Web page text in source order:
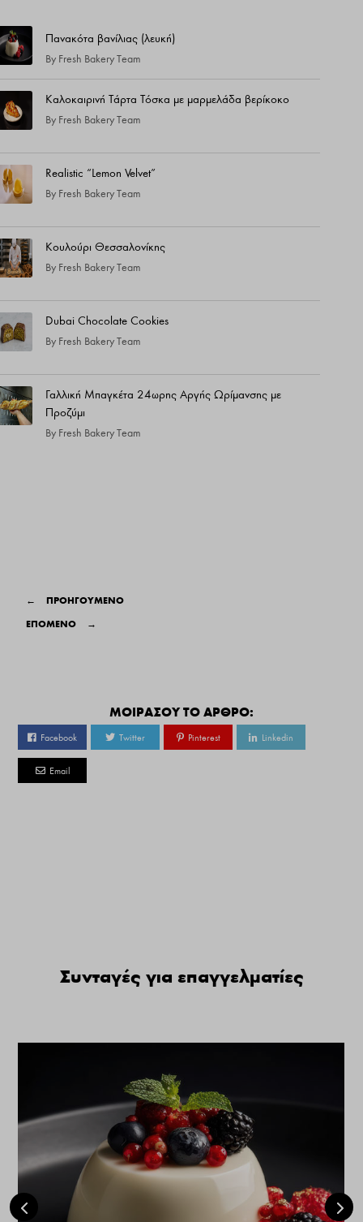
Πανακότα βανίλιας (λευκή)
By Fresh Bakery Team
Καλοκαιρινή Τάρτα Τόσκα με μαρμελάδα βερίκοκο
By Fresh Bakery Team
Realistic “Lemon Velvet”
By Fresh Bakery Team
Κουλούρι Θεσσαλονίκης
By Fresh Bakery Team
Dubai Chocolate Cookies
By Fresh Bakery Team
Γαλλική Μπαγκέτα 24ωρης Αργής Ωρίμανσης με
Προζύμι
By Fresh Bakery Team
←
ΠΡΟΗΓΟΥΜΕΝΟ
ΕΠΟΜΕΝΟ
→
ΜΟΙΡΑΣΟΥ ΤΟ ΑΡΘΡΟ:
Facebook Twitter Pinterest Linkedin
Email
Συνταγές για επαγγελματίες